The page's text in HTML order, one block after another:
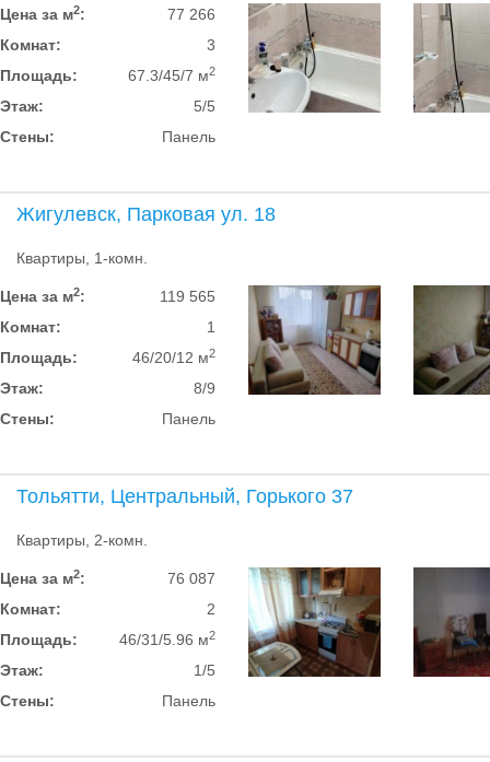
Цена за м2:
77 266
Комнат:
3
Площадь:
67.3/45/7 м2
Этаж:
5/5
Стены:
Панель
Жигулевск, Парковая ул. 18
Квартиры, 1-комн.
Цена за м2:
119 565
Комнат:
1
Площадь:
46/20/12 м2
Этаж:
8/9
Стены:
Панель
Тольятти, Центральный, Горького 37
Квартиры, 2-комн.
Цена за м2:
76 087
Комнат:
2
Площадь:
46/31/5.96 м2
Этаж:
1/5
Стены:
Панель